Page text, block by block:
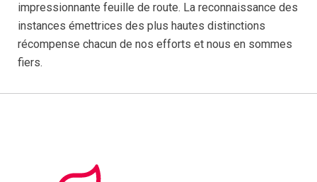
impressionnante feuille de route. La reconnaissance des
instances émettrices des plus hautes distinctions
récompense chacun de nos efforts et nous en sommes
fiers.